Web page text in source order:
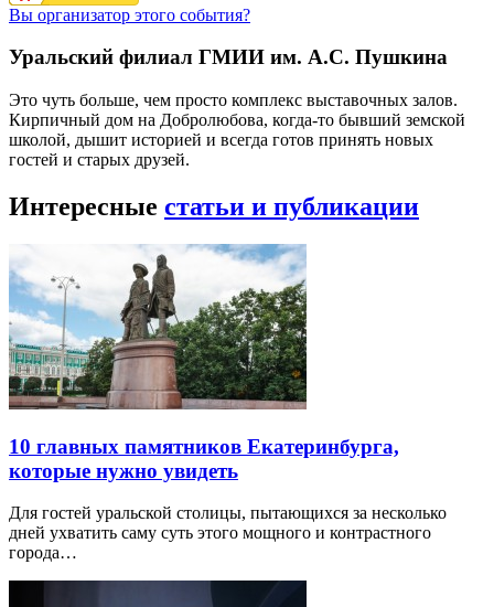
Вы организатор этого события?
Уральский филиал ГМИИ им. А.С. Пушкина
Это чуть больше, чем просто комплекс выставочных залов.
Кирпичный дом на Добролюбова, когда-то бывший земской
школой, дышит историей и всегда готов принять новых
гостей и старых друзей.
Интересные статьи и публикации
10 главных памятников Екатеринбурга,
которые нужно увидеть
Для гостей уральской столицы, пытающихся за несколько
дней ухватить саму суть этого мощного и контрастного
города…